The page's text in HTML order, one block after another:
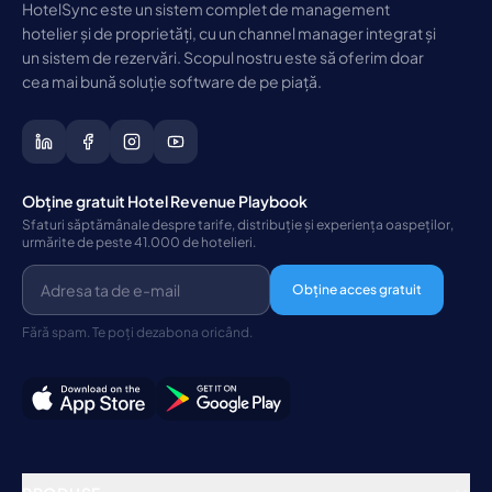
HotelSync este un sistem complet de management
hotelier și de proprietăți, cu un channel manager integrat și
un sistem de rezervări. Scopul nostru este să oferim doar
cea mai bună soluție software de pe piață.
Obține gratuit Hotel Revenue Playbook
Sfaturi săptămânale despre tarife, distribuție și experiența oaspeților,
urmărite de peste 41.000 de hotelieri.
Obține acces gratuit
Fără spam. Te poți dezabona oricând.